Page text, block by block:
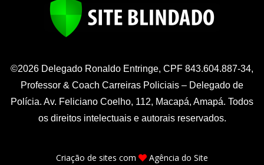
©2026 Delegado Ronaldo Entringe, CPF 843.604.887-34,
Professor & Coach Carreiras Policiais – Delegado de
Polícia. Av. Feliciano Coelho, 112, Macapá, Amapá. Todos
os direitos intelectuais e autorais reservados.
Criação de sites com Agência do Site